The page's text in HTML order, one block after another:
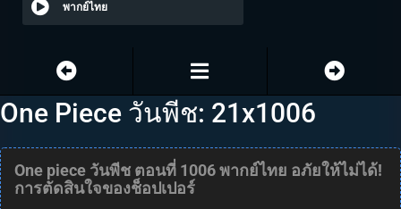
พากย์ไทย
One Piece วันพีช: 21x1006
One piece วันพีช ตอนที่ 1006 พากย์ไทย อภัยให้ไม่ได้!
การตัดสินใจของช็อปเปอร์